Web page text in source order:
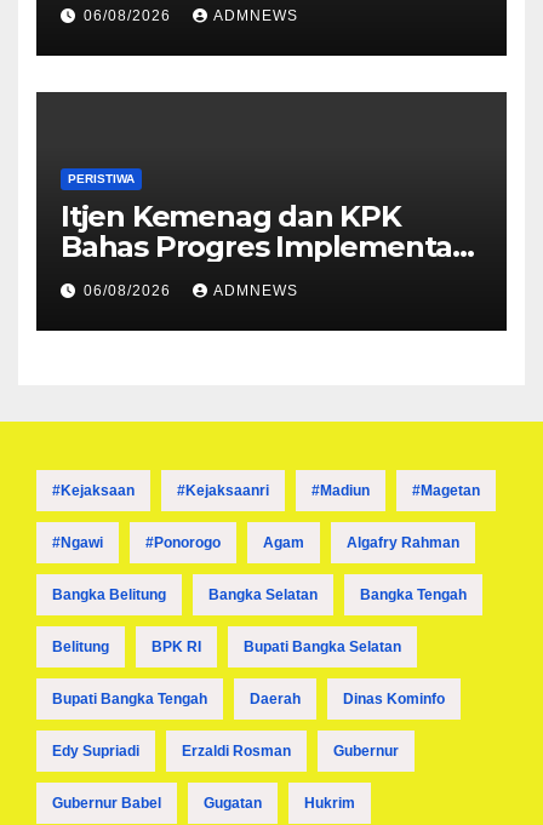
Memperjelas Konstruksi
Perkara Dugaan TPPU yang
Melibatkan Tersangka FA
06/08/2026 ADMNEWS
PERISTIWA
Itjen Kemenag dan KPK
Bahas Progres Implementasi
Tiga Aksi Stranas
Pencegahan Korupsi
06/08/2026 ADMNEWS
#kejaksaan #kejaksaanri #madiun #magetan
#ngawi #ponorogo Agam Algafry Rahman
Bangka Belitung Bangka Selatan Bangka Tengah
Belitung BPK RI Bupati Bangka Selatan
Bupati Bangka Tengah Daerah Dinas Kominfo
Edy Supriadi Erzaldi Rosman Gubernur
Gubernur Babel Gugatan Hukrim